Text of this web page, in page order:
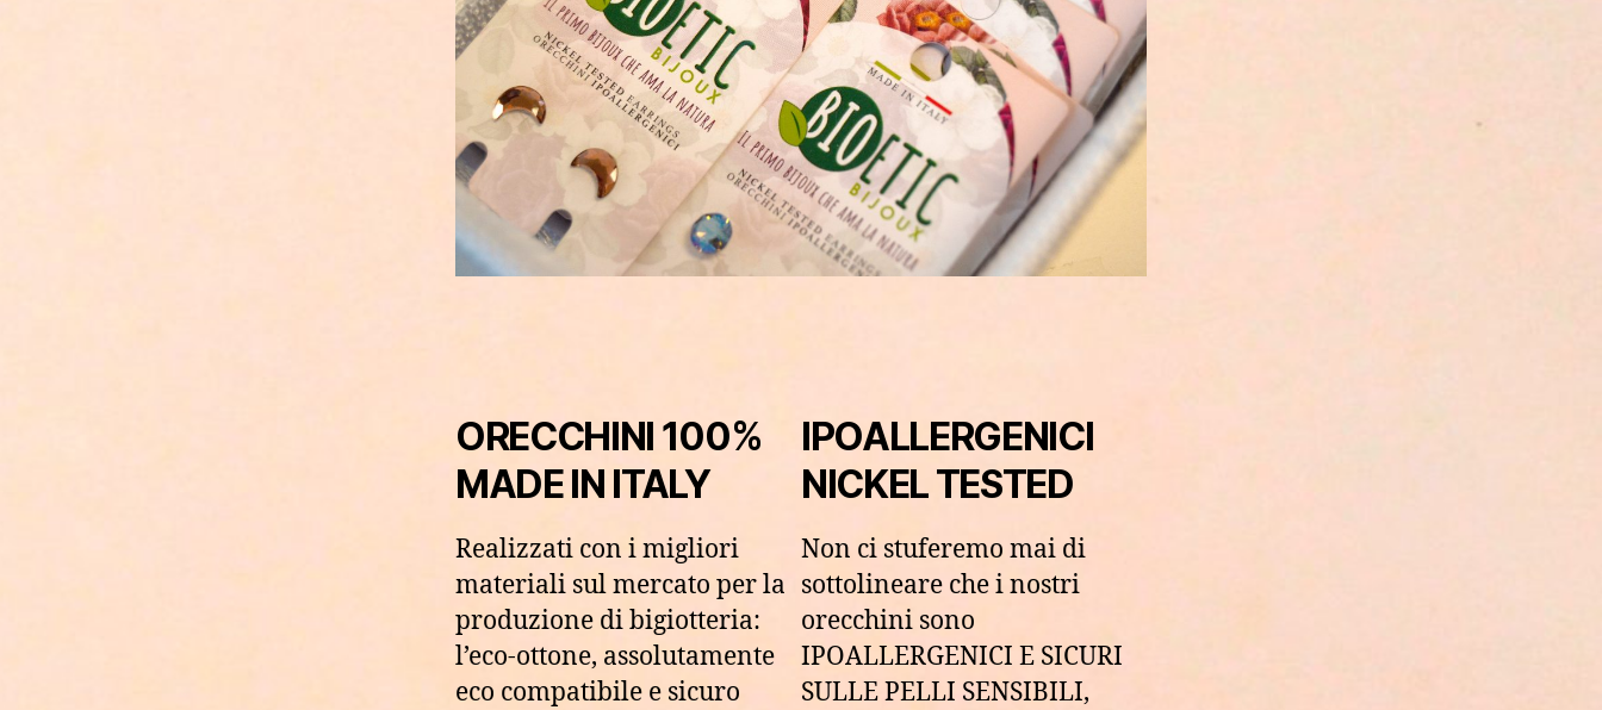
ORECCHINI 100%
MADE IN ITALY
Realizzati con i migliori
materiali sul mercato per la
produzione di bigiotteria:
l’eco-ottone, assolutamente
eco compatibile e sicuro
IPOALLERGENICI
NICKEL TESTED
Non ci stuferemo mai di
sottolineare che i nostri
orecchini sono
IPOALLERGENICI E SICURI
SULLE PELLI SENSIBILI,